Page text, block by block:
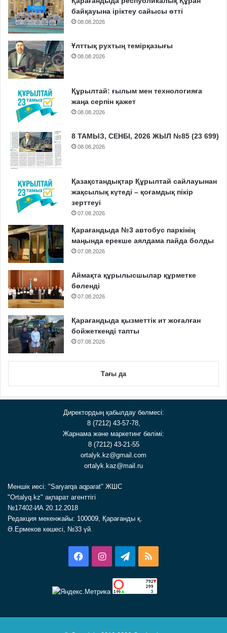
байқауына іріктеу сайысы өтті
08.08.2026
Ұлттық рухтың темірқазығы
08.08.2026
Құрылтай: ғылым мен технологияға
жаңа серпін қажет
08.08.2026
8 ТАМЫЗ, СЕНБІ, 2026 ЖЫЛ №85 (23 699)
08.08.2026
Қазақстандықтар Құрылтай сайлауынан
жақсылық күтеді – қоғамдық пікір
зерттеуі
07.08.2026
Қарағандыда №3 автобус паркінің
маңында ерекше аялдама пайда болды
07.08.2026
Аймақта құрылысшылар құрметке
бөленді
07.08.2026
Қарағандыда қызметтік ит жоғалған
бойжеткенді тапты
07.08.2026
Тағы да
Директордың қабылдау бөлмесі:
8 (7212) 43-57-78,
Жарнама және маркетинг бөлімі:
8 (7212) 43-21-55
ortalyk.kz@gmail.com
ortalyk.kaz@mail.ru
Меншік иесі: "Saryarqa aqparat" ЖШС
"Ortalyq.kz" ақпарат агенттігі
№17402-ИА 20.12.2018
Редакция мекенжайы: 100009, Қарағанды қ.
Ә.Ермеков көшесі, №33 үй.
FacebookInstagramTelegram